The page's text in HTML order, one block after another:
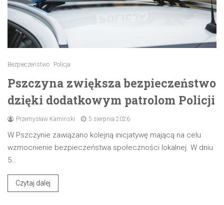
Bezpieczeństwo Policja
Pszczyna zwiększa bezpieczeństwo
dzięki dodatkowym patrolom Policji
Przemysław Kamiński 5 sierpnia 2026
W Pszczynie zawiązano kolejną inicjatywę mającą na celu
wzmocnienie bezpieczeństwa społeczności lokalnej. W dniu
5…
Czytaj dalej